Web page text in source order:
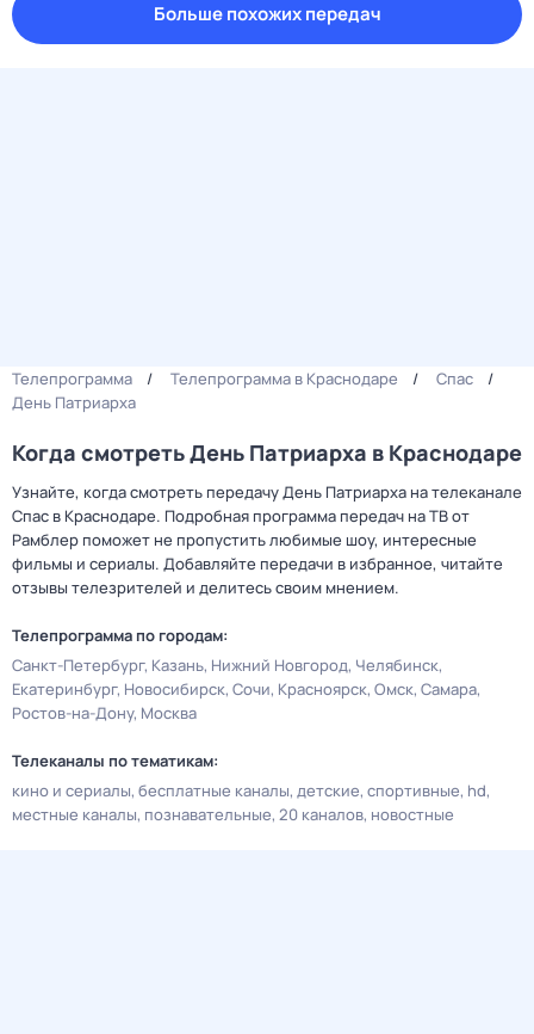
Больше похожих передач
Телепрограмма Телепрограмма в Краснодаре
Спас
День Патриарха
Когда смотреть День Патриарха в Краснодаре
Узнайте, когда смотреть передачу День Патриарха на телеканале
Спас в Краснодаре. Подробная программа передач на ТВ от
Рамблер поможет не пропустить любимые шоу, интересные
фильмы и сериалы. Добавляйте передачи в избранное, читайте
отзывы телезрителей и делитесь своим мнением.
Телепрограмма по городам:
Санкт-Петербург Казань Нижний Новгород Челябинск
Екатеринбург Новосибирск Сочи Красноярск Омск Самара
Ростов-на-Дону Москва
Телеканалы по тематикам:
кино и сериалы бесплатные каналы детские спортивные hd
местные каналы познавательные 20 каналов новостные